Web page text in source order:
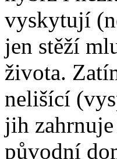
vyskytují
jen stěží
života.
nelišící
jih
původní